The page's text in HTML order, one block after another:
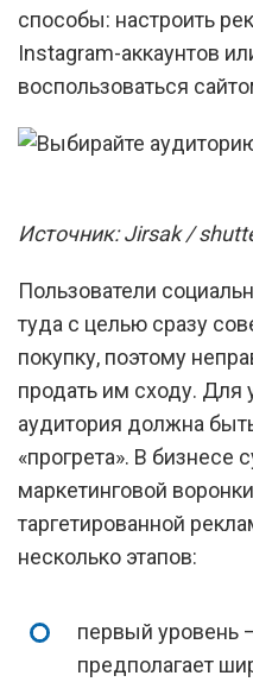
способы: настроить
Instagram-аккаунтов
воспользоваться
Источник: Jirsak /
Пользователи
туда с целью сразу
покупку, поэтому
продать им сходу.
аудитория должна
«прогрета». В бизнесе
маркетинговой
таргетированной
несколько этапов:
первый уровень
предполагает